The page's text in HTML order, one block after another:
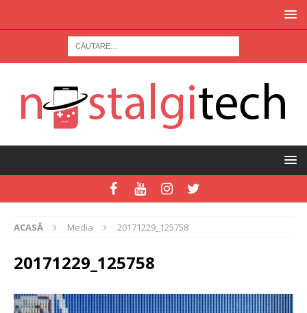
ACASĂ Media 20171229_125758
20171229_125758